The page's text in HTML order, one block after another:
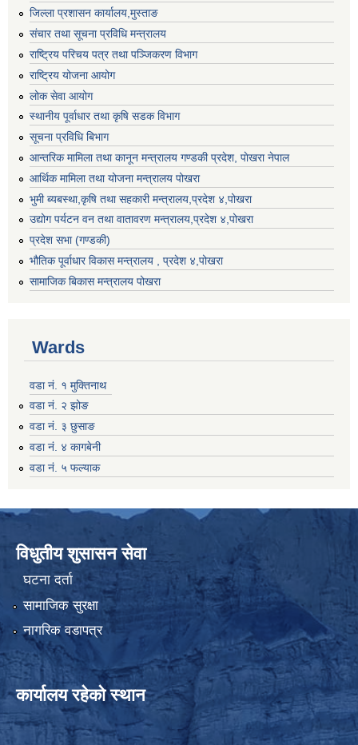
जिल्ला प्रशासन कार्यालय,मुस्ताङ
संचार तथा सूचना प्रविधि मन्त्रालय
राष्ट्रिय परिचय पत्र तथा पञ्जिकरण विभाग
राष्ट्रिय योजना आयोग
लोक सेवा आयोग
स्थानीय पूर्वाधार तथा कृषि सडक विभाग
सूचना प्रविधि बिभाग
आन्तरिक मामिला तथा कानून मन्त्रालय गण्डकी प्रदेश, पाेखरा नेपाल
आर्थिक मामिला तथा योजना मन्त्रालय पोखरा
भुमी ब्यबस्था,कृषि तथा सहकारी मन्त्रालय,प्रदेश ४,पोखरा
उद्योग पर्यटन वन तथा वातावरण मन्त्रालय,प्रदेश ४,पोखरा
प्रदेश सभा (गण्डकी)
भौतिक पूर्वाधार विकास मन्त्रालय , प्रदेश ४,पोखरा
सामाजिक बिकास मन्त्रालय पोखरा
Wards
वडा नं. १ मुक्तिनाथ
वडा नं. २ झोङ
वडा नं. ३ छुसाङ
वडा नं. ४ कागबेनी
वडा नं. ५ फल्याक
विधुतीय शुसासन सेवा
घटना दर्ता
सामाजिक सुरक्षा
नागरिक वडापत्र
कार्यालय रहेको स्थान